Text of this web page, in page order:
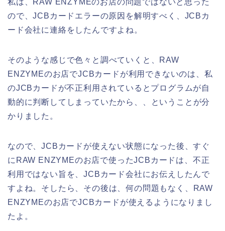
ので、JCBカードエラーの原因を解明すべく、JCBカ
ード会社に連絡をしたんですよね。
そのような感じで色々と調べていくと、RAW
ENZYMEのお店でJCBカードが利用できないのは、私
のJCBカードが不正利用されているとプログラムが自
動的に判断してしまっていたから、、ということが分
かりました。
なので、JCBカードが使えない状態になった後、すぐ
にRAW ENZYMEのお店で使ったJCBカードは、不正
利用ではない旨を、JCBカード会社にお伝えしたんで
すよね。そしたら、その後は、何の問題もなく、RAW
ENZYMEのお店でJCBカードが使えるようになりまし
たよ。